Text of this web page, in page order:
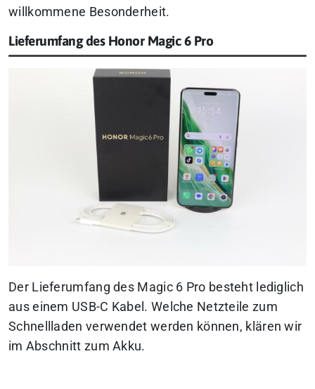
willkommene Besonderheit.
Lieferumfang des Honor Magic 6 Pro
Der Lieferumfang des Magic 6 Pro besteht lediglich
aus einem USB-C Kabel. Welche Netzteile zum
Schnellladen verwendet werden können, klären wir
im Abschnitt zum Akku.